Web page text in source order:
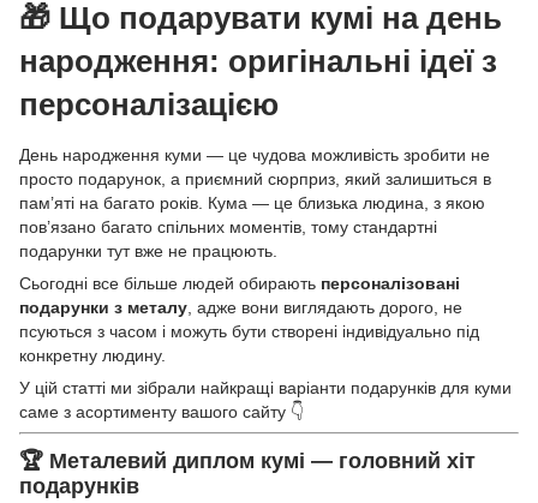
🎁 Що подарувати кумі на день
народження: оригінальні ідеї з
персоналізацією
День народження куми — це чудова можливість зробити не
просто подарунок, а приємний сюрприз, який залишиться в
пам’яті на багато років. Кума — це близька людина, з якою
пов’язано багато спільних моментів, тому стандартні
подарунки тут вже не працюють.
Сьогодні все більше людей обирають персоналізовані
подарунки з металу, адже вони виглядають дорого, не
псуються з часом і можуть бути створені індивідуально під
конкретну людину.
У цій статті ми зібрали найкращі варіанти подарунків для куми
саме з асортименту вашого сайту 👇
🏆 Металевий диплом кумі — головний хіт
подарунків